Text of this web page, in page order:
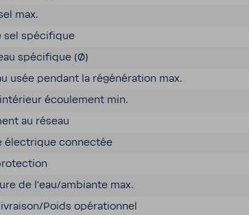
max.
sel spéci­fique
spéci­fique (Ø)
usée pendant la régé­né­ra­tion max.
écou­le­ment min.
au réseau
élec­trique connectée
de l'eau/ambiante max.
Poids opéra­tionnel